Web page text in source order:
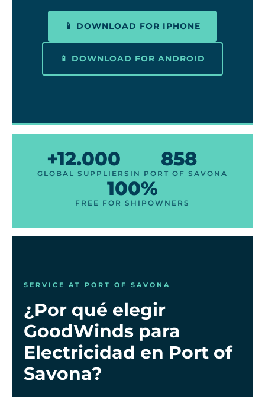
📱 DOWNLOAD FOR IPHONE
📱 DOWNLOAD FOR ANDROID
+12.000
GLOBAL SUPPLIERS
858
IN PORT OF SAVONA
100%
FREE FOR SHIPOWNERS
SERVICE AT PORT OF SAVONA
¿Por qué elegir
GoodWinds para
Electricidad en Port of
Savona?